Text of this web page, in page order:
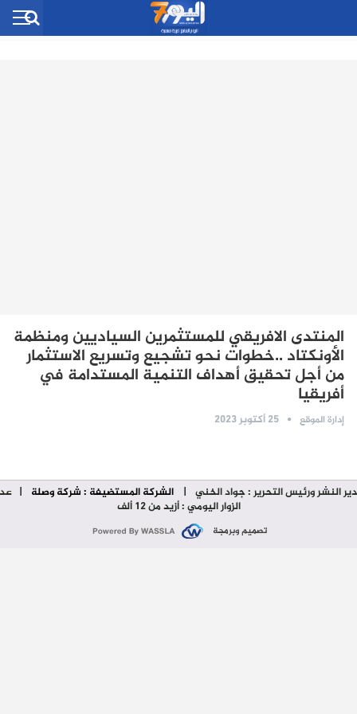
المنتدى الافريقي للمستثمرين السياديين ومنظمة
الأونكتاد ..خطوات نحو تشجيع وتسريع الاستثمار
من أجل تحقيق أهداف التنمية المستدامة في
أفريقيا
إدارة الموقع 25 أكتوبر 2023
النشر ورئيس التحرير : جواد الخني | الشركة المستضيفة : شركة وصلة |
الزوار اليومي : أزيد من 12 ألف
تصميم وبرمجة